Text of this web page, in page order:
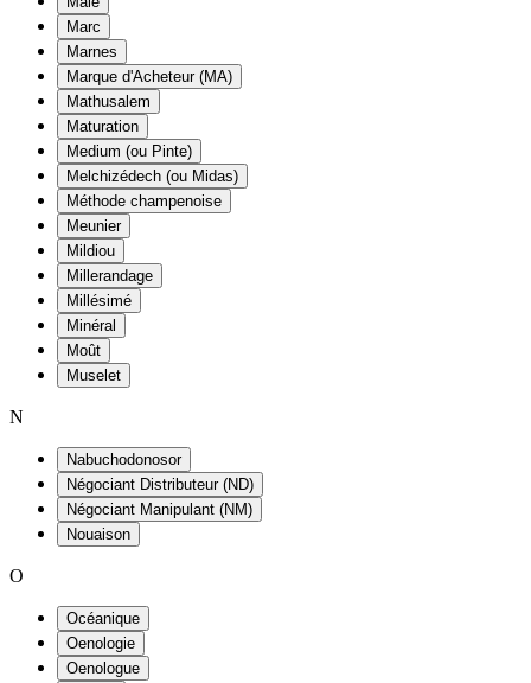
Marc
Marnes
Marque d'Acheteur (MA)
Mathusalem
Maturation
Medium (ou Pinte)
Melchizédech (ou Midas)
Méthode champenoise
Meunier
Mildiou
Millerandage
Millésimé
Minéral
Moût
Muselet
N
Nabuchodonosor
Négociant Distributeur (ND)
Négociant Manipulant (NM)
Nouaison
O
Océanique
Oenologie
Oenologue